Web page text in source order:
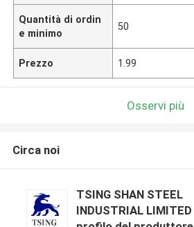
Quantità di ordin
e minimo
50
Prezzo 1.99
Osservi più
Circa noi
TSING SHAN STEEL
INDUSTRIAL LIMITED